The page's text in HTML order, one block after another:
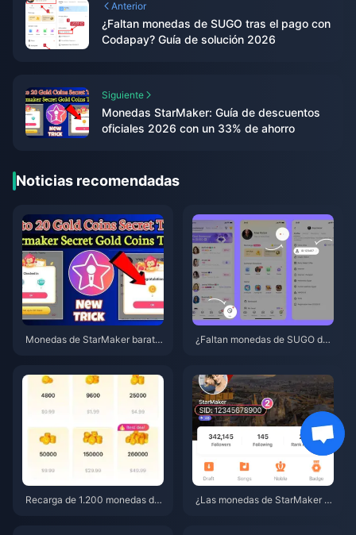
Anterior
¿Faltan monedas de SUGO tras el pago con
Codapay? Guía de solución 2026
Siguiente
Monedas StarMaker: Guía de descuentos
oficiales 2026 con un 33% de ahorro
Noticias recomendadas
Monedas de StarMaker barata
ento)
¿Faltan monedas de SUGO des
Recarga de 1.200 monedas de
¿Las monedas de StarMaker n